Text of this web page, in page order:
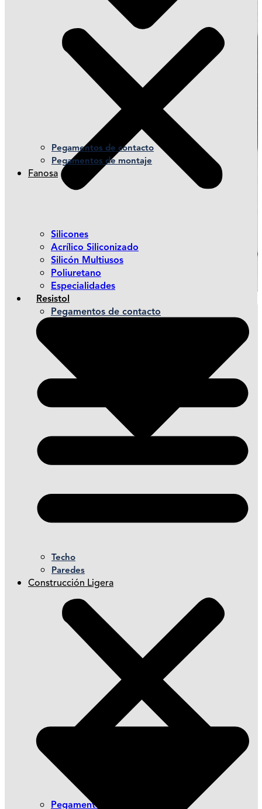
Silicones
Acrílico Siliconizado
Silicón Multiusos
Poliuretano
Especialidades
Resistol
Pegamentos de contacto
Pegamentos de contacto
Pegamentos de contacto
Pegamentos de montaje
Fanosa
Techo
Paredes
Construcción Ligera